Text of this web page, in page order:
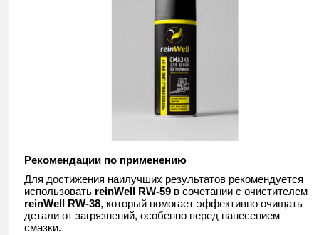
Рекомендации по применению
Для достижения наилучших результатов рекомендуется
использовать reinWell RW-59 в сочетании с очистителем
reinWell RW-38, который помогает эффективно очищать
детали от загрязнений, особенно перед нанесением
смазки.